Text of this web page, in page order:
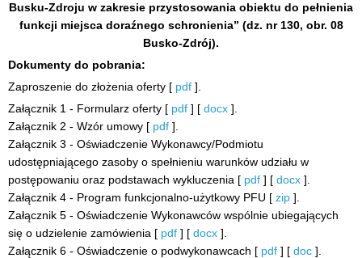
Busku-Zdroju w zakresie przystosowania obiektu do pełnienia
funkcji miejsca doraźnego schronienia” (dz. nr 130, obr. 08
Busko-Zdrój).
Dokumenty do pobrania:
Zaproszenie do złożenia oferty [ pdf ].
Załącznik 1 - Formularz oferty [ pdf ] [ docx ].
Załącznik 2 - Wzór umowy [ pdf ].
Załącznik 3 - Oświadczenie Wykonawcy/Podmiotu
udostępniającego zasoby o spełnieniu warunków udziału w
postępowaniu oraz podstawach wykluczenia [ pdf ] [ docx ].
Załącznik 4 - Program funkcjonalno-użytkowy PFU [ zip ].
Załącznik 5 - Oświadczenie Wykonawców wspólnie ubiegających
się o udzielenie zamówienia [ pdf ] [ docx ].
Załącznik 6 - Oświadczenie o podwykonawcach [ pdf ] [ doc ].